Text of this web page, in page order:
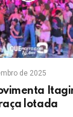
de 2025
lotada